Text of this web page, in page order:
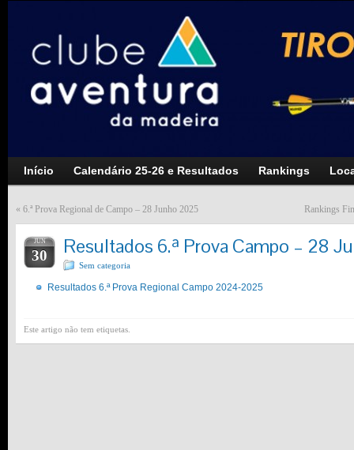
Início Calendário 25-26 e Resultados Rankings
« 6.ª Prova Regional de Campo – 28 Junho 2025 Rankings
JUN
30 Resultados 6.ª Prova Campo – 28
Sem categoria
Resultados 6.ª Prova Regional Campo 2024-2025
Este artigo não tem etiquetas.